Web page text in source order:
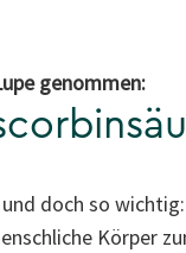
genommen:
doch so
Körper